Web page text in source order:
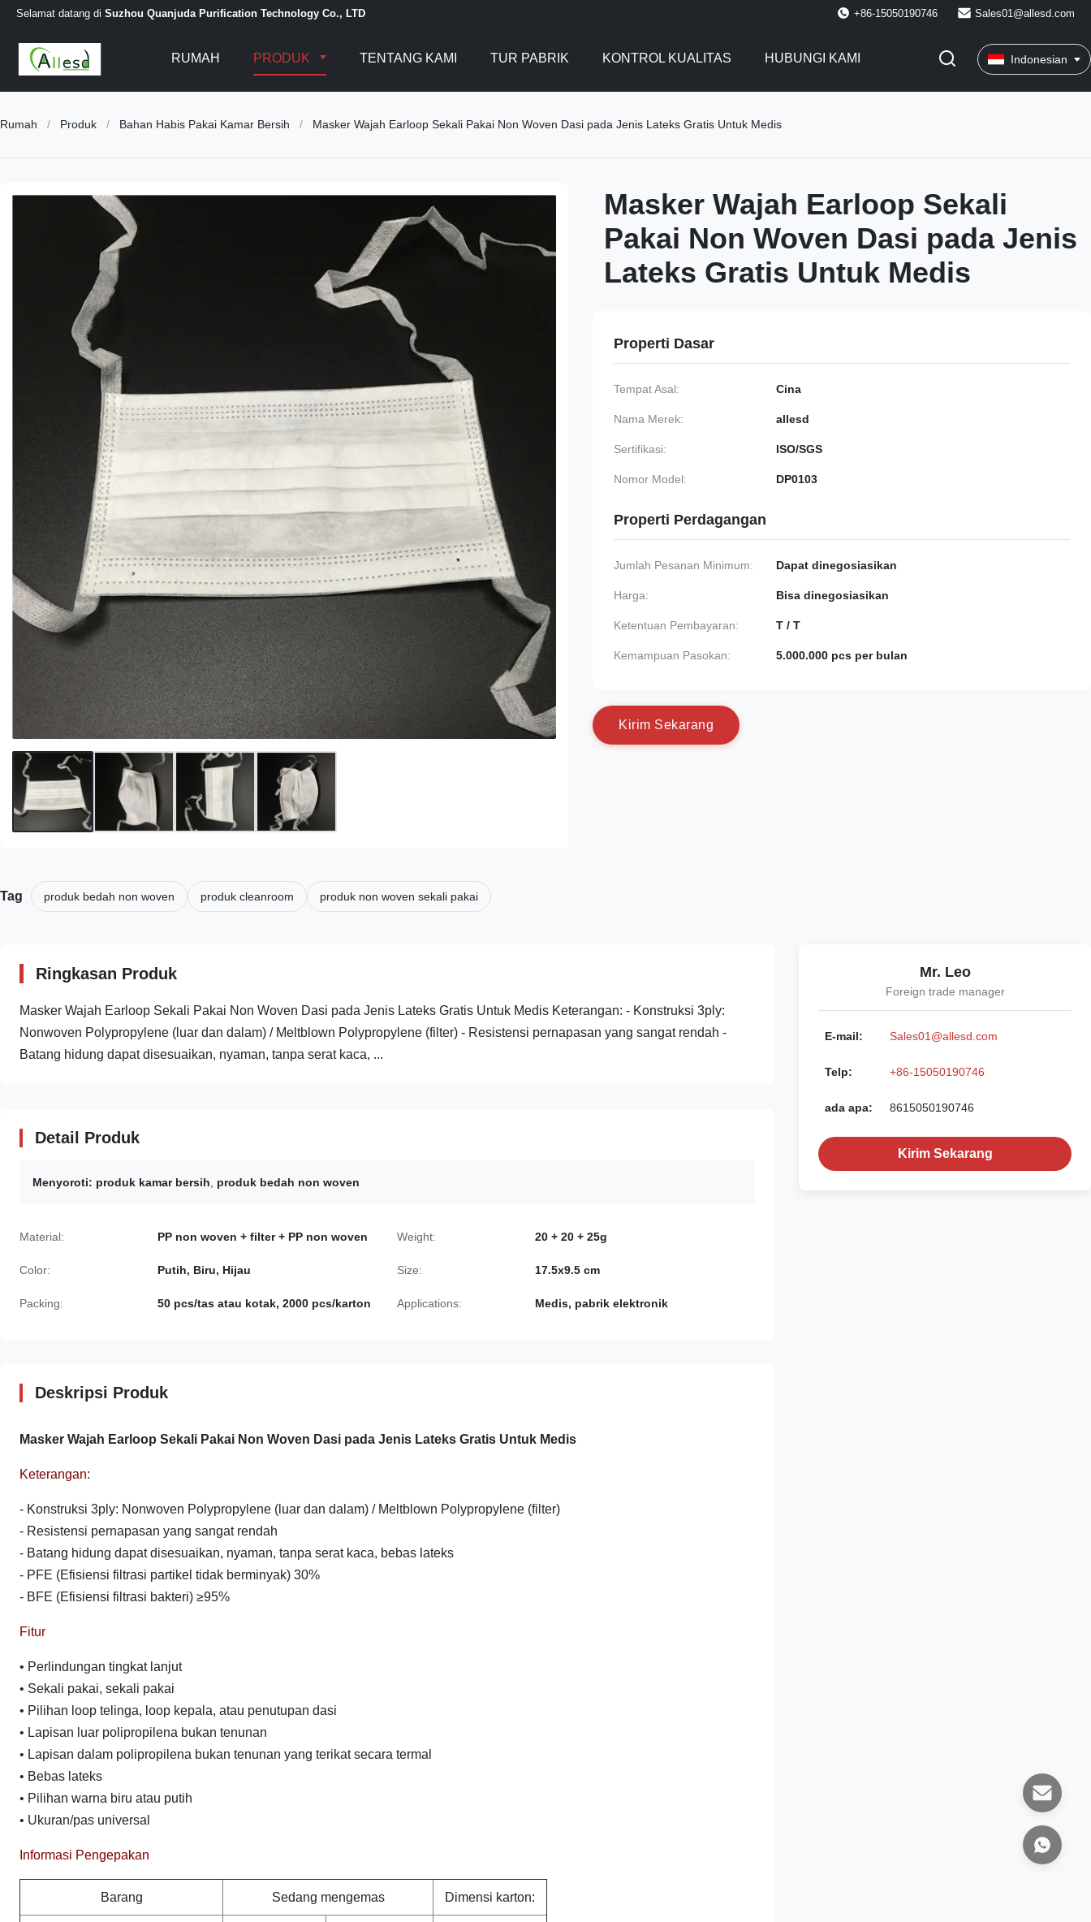
Selamat datang di Suzhou Quanjuda Purification Technology Co., LTD +86-15050190746 Sales01@allesd.com
RUMAH PRODUK TENTANG KAMI TUR PABRIK KONTROL KUALITAS HUBUNGI KAMI Indonesian
Rumah / Produk / Bahan Habis Pakai Kamar Bersih / Masker Wajah Earloop Sekali Pakai Non Woven Dasi pada Jenis Lateks Gratis Untuk Medis
Masker Wajah Earloop Sekali
Pakai Non Woven Dasi pada Jenis
Lateks Gratis Untuk Medis
Properti Dasar
Tempat Asal: Cina
Nama Merek: allesd
Sertifikasi: ISO/SGS
Nomor Model: DP0103
Properti Perdagangan
Jumlah Pesanan Minimum: Dapat dinegosiasikan
Harga: Bisa dinegosiasikan
Ketentuan Pembayaran: T / T
Kemampuan Pasokan: 5.000.000 pcs per bulan
Kirim Sekarang
Tag produk bedah non woven produk cleanroom produk non woven sekali pakai
Ringkasan Produk
Masker Wajah Earloop Sekali Pakai Non Woven Dasi pada Jenis Lateks Gratis Untuk Medis Keterangan: - Konstruksi 3ply:
Nonwoven Polypropylene (luar dan dalam) / Meltblown Polypropylene (filter) - Resistensi pernapasan yang sangat rendah -
Batang hidung dapat disesuaikan, nyaman, tanpa serat kaca, ...
Detail Produk
Menyoroti: produk kamar bersih produk bedah non woven
Material: PP non woven + filter + PP non woven Weight: 20 + 20 + 25g
Color: Putih, Biru, Hijau Size: 17.5x9.5 cm
Packing: 50 pcs/tas atau kotak, 2000 pcs/karton Applications: Medis, pabrik elektronik
Deskripsi Produk
Masker Wajah Earloop Sekali Pakai Non Woven Dasi pada Jenis Lateks Gratis Untuk Medis
Keterangan:
- Konstruksi 3ply: Nonwoven Polypropylene (luar dan dalam) / Meltblown Polypropylene (filter)
- Resistensi pernapasan yang sangat rendah
- Batang hidung dapat disesuaikan, nyaman, tanpa serat kaca, bebas lateks
- PFE (Efisiensi filtrasi partikel tidak berminyak) 30%
- BFE (Efisiensi filtrasi bakteri) ≥95%
Fitur
• Perlindungan tingkat lanjut
• Sekali pakai, sekali pakai
• Pilihan loop telinga, loop kepala, atau penutupan dasi
• Lapisan luar polipropilena bukan tenunan
• Lapisan dalam polipropilena bukan tenunan yang terikat secara termal
• Bebas lateks
• Pilihan warna biru atau putih
• Ukuran/pas universal
Informasi Pengepakan
Barang Sedang mengemas Dimensi karton:
Mr. Leo
Foreign trade manager
E-mail: Sales01@allesd.com
Telp: +86-15050190746
ada apa: 8615050190746
Kirim Sekarang